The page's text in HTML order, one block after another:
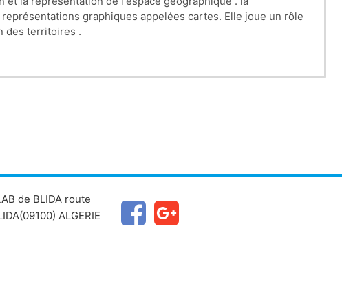
graphiques appelées cartes. Elle joue un rôle
des territoires .
de BLIDA route
ALGERIE